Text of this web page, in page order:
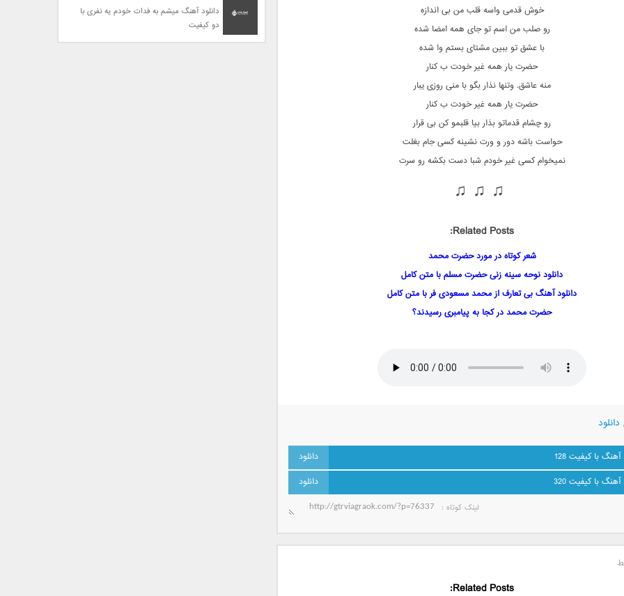
خوش قدمی واسه قلب من بی اندازه
رو صلب من اسم تو جای همه امضا شده
با عشق تو ببین مشتای بستم وا شده
حضرت یار همه غیر خودت ب کنار
منه عاشق. وتنها نذار بگو با منی روزی یبار
حضرت یار همه غیر خودت ب کنار
رو چشام قدماتو بذار بیا قلبمو کن بی قرار
حواست باشه دور و ورت نشینه کسی جام بغلت
نمیخوام کسی غیر خودم شبا دست بکشه رو سرت
♫ ♫ ♫
Related Posts:
شعر کوتاه در مورد حضرت محمد
دانلود نوحه سینه زنی حضرت مسلم با متن کامل
دانلود آهنگ بی تعارف از محمد مسعودی فر با متن کامل
حضرت محمد در کجا به پیامبری رسیدند؟
آهنگ با کیفیت 128
آهنگ با کیفیت 320
لینک کوتاه‌ :
Related Posts:
دانلود آهنگ میشم به فدات خودم یه نفری با
دو کیفیت